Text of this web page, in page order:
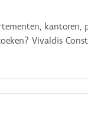
Vivaldis